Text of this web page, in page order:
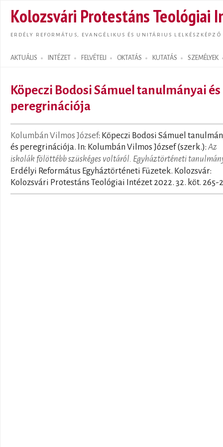
Kolozsvári Protestáns Teológiai
ERDÉLY REFORMÁTUS, EVANGÉLIKUS ÉS UNITÁRIUS LELKÉSZKÉPZŐ
AKTUÁLIS INTÉZET FELVÉTELI OKTATÁS KUTATÁS SZEMÉLYEK
Search form
Köpeczi Bodosi Sámuel tanulmányai és
peregrinációja
Kolumbán Vilmos József: Köpeczi Bodosi Sámuel
és peregrinációja. In: Kolumbán Vilmos József (szerk.): Az
iskolák fölöttébb szüskéges voltáról. Egyháztörténeti
Erdélyi Református Egyháztörténeti Füzetek. Kolozsvár:
Kolozsvári Protestáns Teológiai Intézet 2022. 32. köt. 265-